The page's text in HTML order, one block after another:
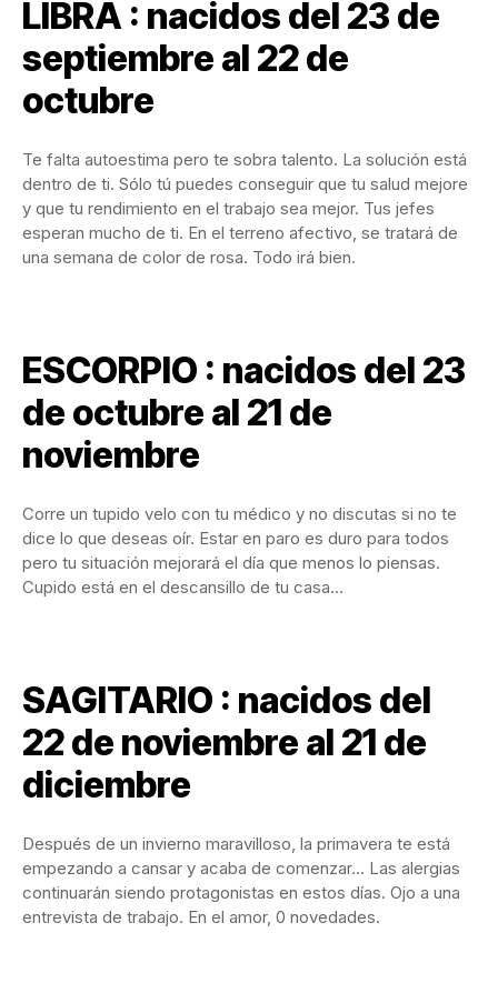
LIBRA : nacidos del 23 de
septiembre al 22 de
octubre
Te falta autoestima pero te sobra talento. La solución está
dentro de ti. Sólo tú puedes conseguir que tu salud mejore
y que tu rendimiento en el trabajo sea mejor. Tus jefes
esperan mucho de ti. En el terreno afectivo, se tratará de
una semana de color de rosa. Todo irá bien.
ESCORPIO : nacidos del 23
de octubre al 21 de
noviembre
Corre un tupido velo con tu médico y no discutas si no te
dice lo que deseas oír. Estar en paro es duro para todos
pero tu situación mejorará el día que menos lo piensas.
Cupido está en el descansillo de tu casa…
SAGITARIO : nacidos del
22 de noviembre al 21 de
diciembre
Después de un invierno maravilloso, la primavera te está
empezando a cansar y acaba de comenzar… Las alergias
continuarán siendo protagonistas en estos días. Ojo a una
entrevista de trabajo. En el amor, 0 novedades.